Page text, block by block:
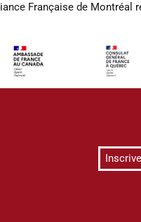
Française de